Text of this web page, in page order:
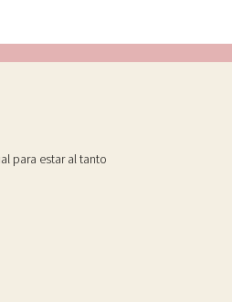
para estar al tanto